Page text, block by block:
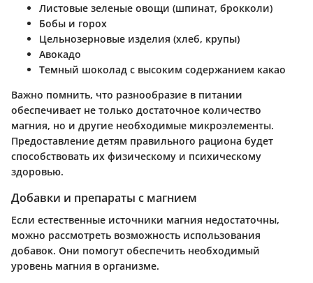
Листовые зеленые овощи (шпинат, брокколи)
Бобы и горох
Цельнозерновые изделия (хлеб, крупы)
Авокадо
Темный шоколад с высоким содержанием какао
Важно помнить, что разнообразие в питании
обеспечивает не только достаточное количество
магния, но и другие необходимые микроэлементы.
Предоставление детям правильного рациона будет
способствовать их физическому и психическому
здоровью.
Добавки и препараты с магнием
Если естественные источники магния недостаточны,
можно рассмотреть возможность использования
добавок. Они помогут обеспечить необходимый
уровень магния в организме.